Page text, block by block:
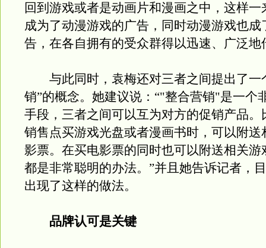
回到游戏或者是动画片和漫画之中，这样一
成为了动漫游戏的广告，同时动漫游戏也成
告，在各自拥有的受众群得以迅速、广泛地
与此同时，袁梅还对三者之间提出了一
销”的概念。她建议说：“"整合营销"是一个
手段，三者之间可以互为对方的促销产品。
销售点买游戏光盘或者漫画书时，可以附送
影票。在买电影票的同时也可以附送相关游
都是非常聪明的办法。”并且她告诉记者，
出现了这样的做法。
品牌认可是关键